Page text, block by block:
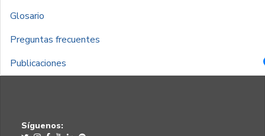
Glosario
Preguntas frecuentes
Publicaciones
Síguenos: